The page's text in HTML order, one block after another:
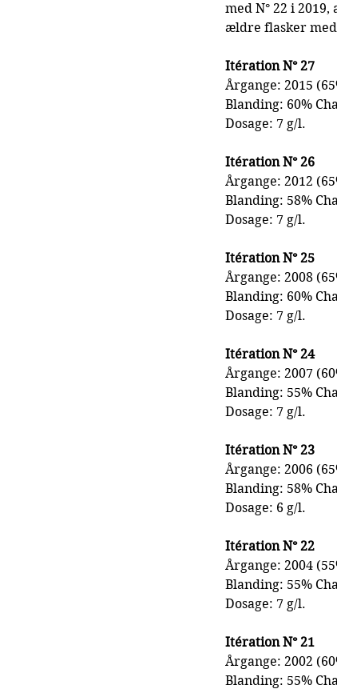
med N° 22 i
ældre flasker med
Itération N° 27
Årgange: 2015
Blanding: 60%
Dosage: 7 g/l.
Itération N° 26
Årgange: 2012
Blanding: 58%
Dosage: 7 g/l.
Itération N° 25
Årgange: 2008
Blanding: 60%
Dosage: 7 g/l.
Itération N° 24
Årgange: 2007
Blanding: 55%
Dosage: 7 g/l.
Itération N° 23
Årgange: 2006
Blanding: 58%
Dosage: 6 g/l.
Itération N° 22
Årgange: 2004
Blanding: 55%
Dosage: 7 g/l.
Itération N° 21
Årgange: 2002
Blanding: 55%